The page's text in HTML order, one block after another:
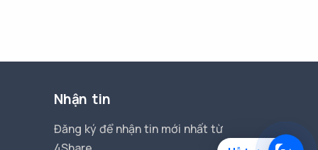
Nhận tin
Đăng ký để nhận tin mới nhất từ